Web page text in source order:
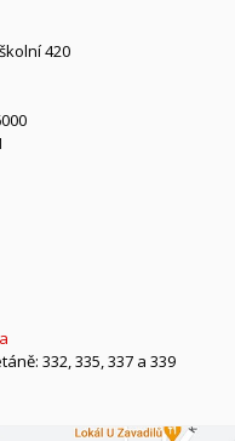
420
332, 335, 337 a 339